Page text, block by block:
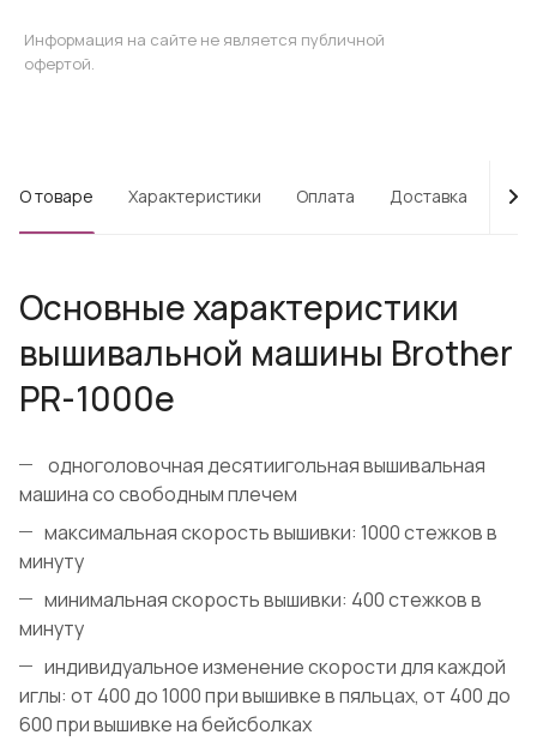
Информация на сайте не является публичной
офертой.
О товаре Характеристики Оплата Доставка
Основные характеристики
вышивальной машины Brother
PR-1000e
одноголовочная десятиигольная вышивальная
машина со свободным плечем
максимальная скорость вышивки: 1000 стежков в
минуту
минимальная скорость вышивки: 400 стежков в
минуту
индивидуальное изменение скорости для каждой
иглы: от 400 до 1000 при вышивке в пяльцах, от 400 до
600 при вышивке на бейсболках